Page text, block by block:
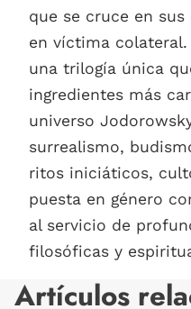
que se cruce en
en víctima
una trilogía única
ingredientes más
universo
surrealismo,
ritos iniciáticos,
puesta en género
al servicio de
filosóficas y
Artículos